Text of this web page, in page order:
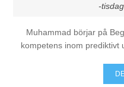
-
Muhammad börjar på
kompetens inom prediktivt